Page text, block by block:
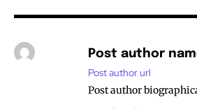
Post author
Post author url
Post author